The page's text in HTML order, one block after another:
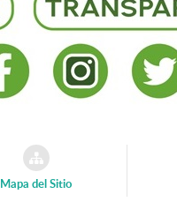
Mapa del Sitio